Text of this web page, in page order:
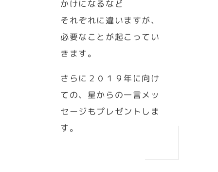
かけになるなど
それぞれに違いますが、
必要なことが起こってい
きます。
さらに２０１９年に向け
ての、星からの一言メッ
セージもプレゼントしま
す。